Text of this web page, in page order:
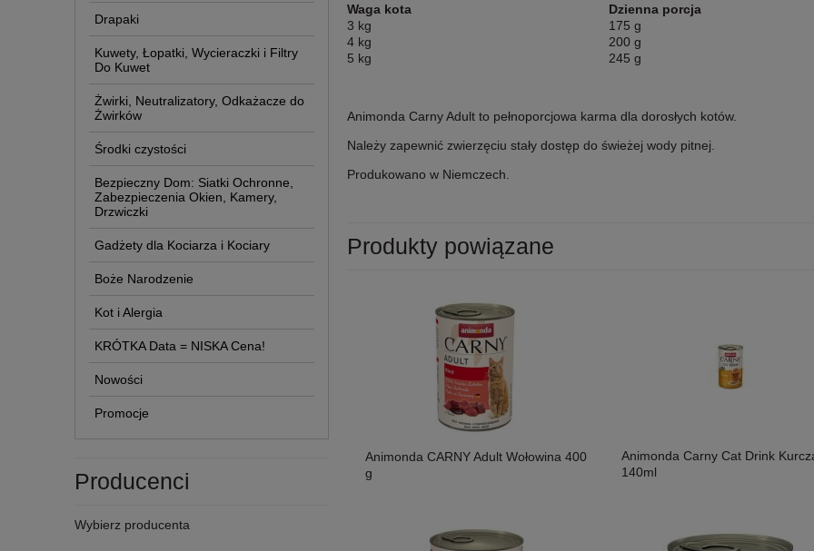
Drapaki
Kuwety, Łopatki, Wycieraczki i Filtry
Do Kuwet
Żwirki, Neutralizatory, Odkażacze do
Żwirków
Środki czystości
Bezpieczny Dom: Siatki Ochronne,
Zabezpieczenia Okien, Kamery,
Drzwiczki
Gadżety dla Kociarza i Kociary
Boże Narodzenie
Kot i Alergia
KRÓTKA Data = NISKA Cena!
Nowości
Promocje
Producenci
Wybierz producenta
Waga kota
Dzienna porcja
3 kg
175 g
4 kg
200 g
5 kg
245 g
Animonda Carny Adult to pełnoporcjowa karma dla dorosłych kotów.
Należy zapewnić zwierzęciu stały dostęp do świeżej wody pitnej.
Produkowano w Niemczech.
Produkty powiązane
Animonda CARNY Adult Wołowina 400
g
Animonda Carny Cat Drink
140ml